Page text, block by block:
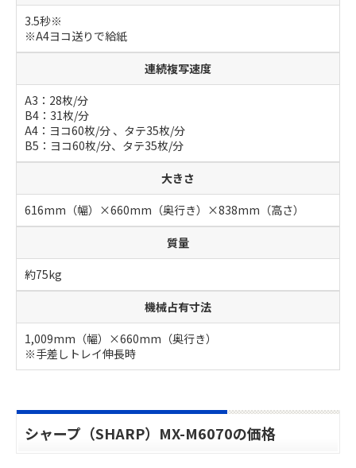
3.5秒※
※A4ヨコ送りで給紙
連続複写速度
A3：28枚/分
B4：31枚/分
A4：ヨコ60枚/分 、タテ35枚/分
B5：ヨコ60枚/分、タテ35枚/分
大きさ
616mm（幅）×660mm（奥行き）×838mm（高さ）
質量
約75kg
機械占有寸法
1,009mm（幅）×660mm（奥行き）
※手差しトレイ伸長時
シャープ（SHARP）MX-M6070の価格